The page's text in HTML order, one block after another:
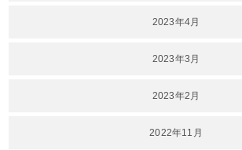
2023年4月
2023年3月
2023年2月
2022年11月